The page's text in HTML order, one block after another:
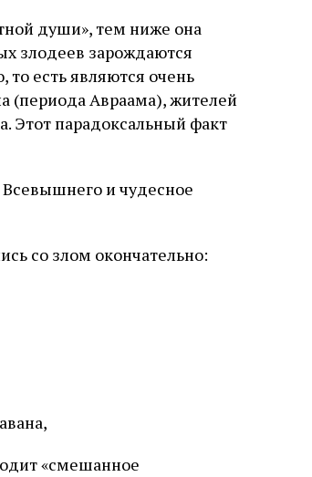
души», тем ниже она
злодеев зарождаются
есть являются очень
(периода Авраама), жителей
Этот парадоксальный факт
и чудесное
со злом окончательно:
«смешанное